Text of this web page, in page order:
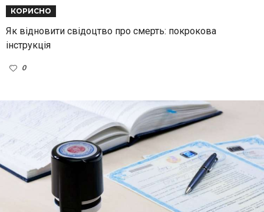
КОРИСНО
Як відновити свідоцтво про смерть: покрокова
інструкція
0